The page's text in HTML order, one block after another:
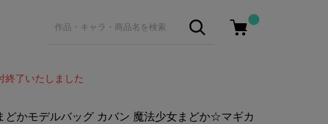
終了いたしました
どかモデルバッグ カバン 魔法少女まどか☆マギカ